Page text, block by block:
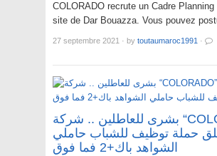
COLORADO recrute un Cadre Planning
site de Dar Bouazza. Vous pouvez
27 septembre 2021 · by toutaumaroc1991 ·
بشرى للعاطلين .. شركة “COLORADO”
حملة توظيف للشباب حاملي
الشواهد باك+2 فما فوق